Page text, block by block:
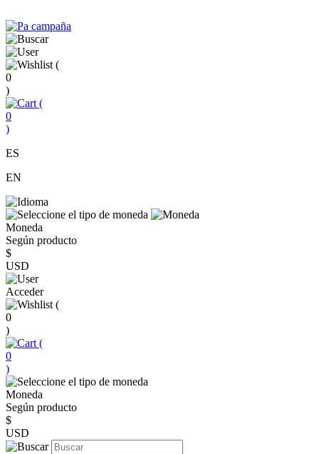
(
0
)
(
0
)
ES
EN
Moneda
Según producto
$
USD
Acceder
(
0
)
(
0
)
Moneda
Según producto
$
USD